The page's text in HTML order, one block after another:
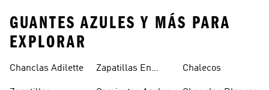
GUANTES AZULES Y MÁS PARA
EXPLORAR
Chanclas Adilette
Zapatillas En
Chalecos